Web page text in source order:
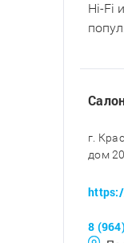
Hi-Fi
г.
дом
8